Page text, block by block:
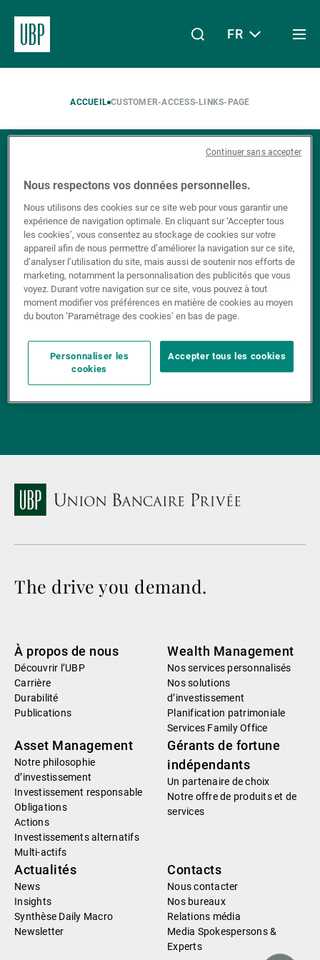
Mon accès
Wealth Management
Asset Management
Gérants de fortune indépendants
Actualités
Contacts
Linkedin
Instagram
X Facebook
Youtube
WeChat
Spotify
FR
ACCUEIL CUSTOMER-ACCESS-LINKS-PAGE
Inscrivez-vous ànos
newsletters
S'inscrire
The drive you demand.
À propos de nous
Découvrir l’UBP
Carrière
Durabilité
Publications
Wealth Management
Nos services personnalisés
Nos solutions
d’investissement
Planification patrimoniale
Services Family Office
Asset Management
Notre philosophie
d’investissement
Investissement responsable
Obligations
Actions
Investissements alternatifs
Multi-actifs
Gérants de fortune
indépendants
Un partenaire de choix
Notre offre de produits et de
services
Actualités
News
Insights
Synthèse Daily Macro
Newsletter
Contacts
Nous contacter
Nos bureaux
Relations média
Media Spokespersons &
Experts
Nous respectons vos données personnelles.
Nous utilisons des cookies sur ce site web pour vous garantir une
expérience de navigation optimale. En cliquant sur ‘Accepter tous
les cookies’, vous consentez au stockage de cookies sur votre
appareil afin de nous permettre d’améliorer la navigation sur ce site,
d’analyser l’utilisation du site, mais aussi de soutenir nos efforts de
marketing, notamment la personnalisation des publicités que vous
voyez. Durant votre navigation sur ce site, vous pouvez à tout
moment modifier vos préférences en matière de cookies au moyen
du bouton ’Paramétrage des cookies’ en bas de page.
Personnaliser les
cookies
Accepter tous les cookies
Continuer sans accepter